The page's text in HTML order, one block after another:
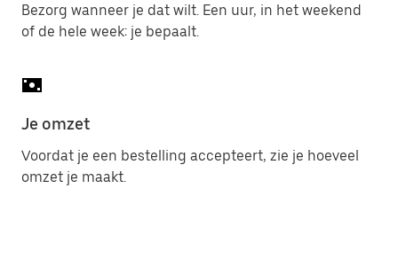
Bezorg wanneer je dat wilt. Een uur, in het weekend
of de hele week: je bepaalt.
Je omzet
Voordat je een bestelling accepteert, zie je hoeveel
omzet je maakt.